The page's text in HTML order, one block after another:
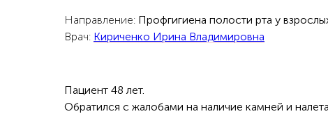
Направление: Профгигиена полости рта у
Врач: Кириченко Ирина Владимировна
Пациент 48 лет.
Обратился с жалобами на наличие камней и